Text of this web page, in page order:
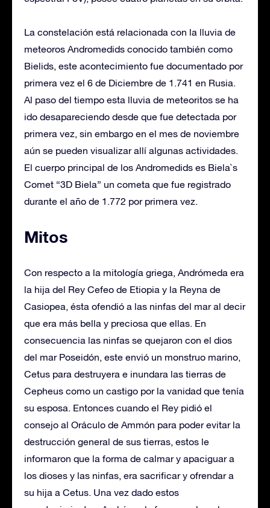
La constelación está relacionada con la lluvia de
meteoros Andromedids conocido también como
Bielids, este acontecimiento fue documentado por
primera vez el 6 de Diciembre de 1.741 en Rusia.
Al paso del tiempo esta lluvia de meteoritos se ha
ido desapareciendo desde que fue detectada por
primera vez, sin embargo en el mes de noviembre
aún se pueden visualizar allí algunas actividades.
El cuerpo principal de los Andromedids es Biela`s
Comet “3D Biela” un cometa que fue registrado
durante el año de 1.772 por primera vez.
Mitos
Con respecto a la mitología griega, Andrómeda era
la hija del Rey Cefeo de Etiopia y la Reyna de
Casiopea, ésta ofendió a las ninfas del mar al decir
que era más bella y preciosa que ellas. En
consecuencia las ninfas se quejaron con el dios
del mar Poseidón, este envió un monstruo marino,
Cetus para destruyera e inundara las tierras de
Cepheus como un castigo por la vanidad que tenía
su esposa. Entonces cuando el Rey pidió el
consejo al Oráculo de Ammón para poder evitar la
destrucción general de sus tierras, estos le
informaron que la forma de calmar y apaciguar a
los dioses y las ninfas, era sacrificar y ofrendar a
su hija a Cetus. Una vez dado estos